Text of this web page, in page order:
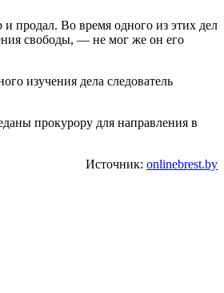
продал. Во время одного из этих дел
свободы, — не мог же он его
изучения дела следователь
прокурору для направления в
Источник: onlinebrest.by